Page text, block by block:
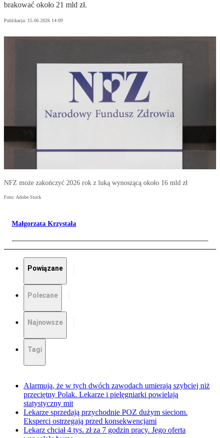
brakować około 21 mld zł.
Publikacja: 15.06.2026 14:09
NFZ może zakończyć 2026 rok z luką wynoszącą około 16 mld zł
Foto: Adobe Stock
Małgorzata Krzystała
Powiązane
Polecane
Najnowsze
Tagi
Alarmują, że w tych dwóch zawodach umierają szybciej niż
przeciętny Polak. Lekarze i pielęgniarki powielają
statystyczny mit
Lekarze sprzedają przychodnie POZ dużym sieciom.
Eksperci ostrzegają przed konsekwencjami
Lekarz chciał 4 tys. zł za 7 godzin pracy. Jego oferta